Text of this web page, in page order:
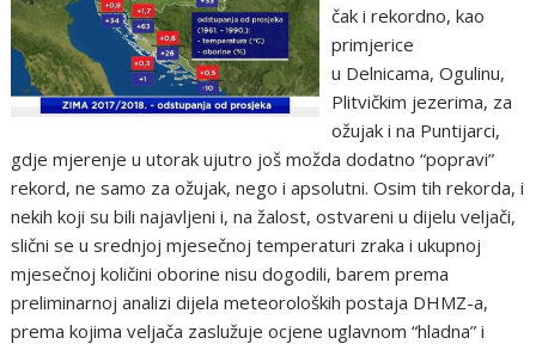
čak i rekordno, kao
primjerice
u Delnicama, Ogulinu,
Plitvičkim jezerima, za
ožujak i na Puntijarci,
gdje mjerenje u utorak ujutro još možda dodatno “popravi”
rekord, ne samo za ožujak, nego i apsolutni. Osim tih rekorda, i
nekih koji su bili najavljeni i, na žalost, ostvareni u dijelu veljači,
slični se u srednjoj mjesečnoj temperaturi zraka i ukupnoj
mjesečnoj količini oborine nisu dogodili, barem prema
preliminarnoj analizi dijela meteoroloških postaja DHMZ-a,
prema kojima veljača zaslužuje ocjene uglavnom “hladna” i